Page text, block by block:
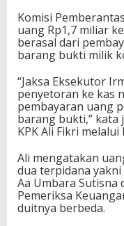
Komisi
uang Rp1,7 miliar
berasal dari
barang bukti milik
“Jaksa Eksekutor
penyetoran ke kas
pembayaran uang
barang bukti,” kata
KPK Ali Fikri
Ali mengatakan
dua terpidana
Aa Umbara Sutisna
Pemeriksa
duitnya berbeda.